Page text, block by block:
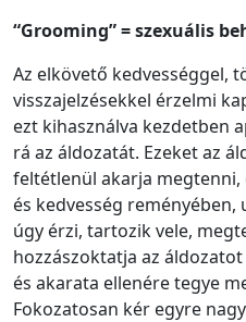
“Grooming” = szexuális
Az elkövető kedvességgel,
visszajelzésekkel érzelmi
ezt kihasználva kezdetben
rá az áldozatát. Ezeket az
feltétlenül akarja
és kedvesség
úgy érzi, tartozik vele,
hozzászoktatja az
és akarata ellenére tegye
Fokozatosan kér egyre